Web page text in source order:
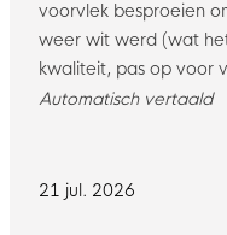
21 jul. 2026
voorvlek besproeien
weer wit werd (wat
kwaliteit, pas op voor
Automatisch vertaald